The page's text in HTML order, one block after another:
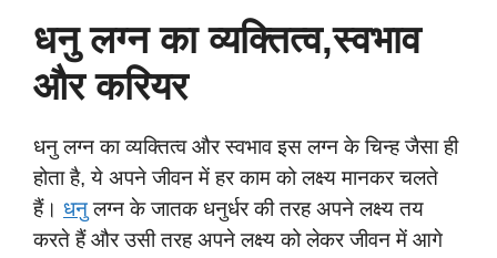
धनु लग्न का व्यक्तित्व,स्वभाव
और करियर
धनु लग्न का व्यक्तित्व और स्वभाव इस लग्न के चिन्ह जैसा ही
होता है, ये अपने जीवन में हर काम को लक्ष्य मानकर चलते
हैं। धनुलग्न के जातक धनुर्धर की तरह अपने लक्ष्य तय
करते हैं और उसी तरह अपने लक्ष्य को लेकर जीवन में आगे